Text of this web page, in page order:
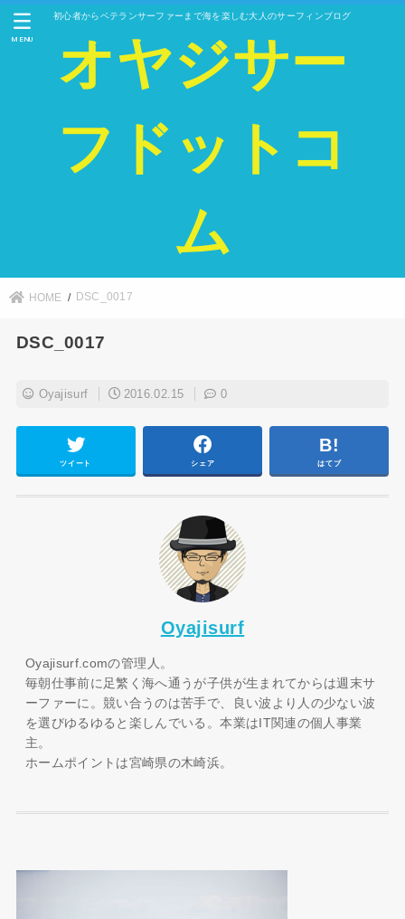
初心者からベテランサーファーまで海を楽しむ大人のサーフィンブログ
オヤジサー
フドットコ
ム
MENU
HOME DSC_0017
DSC_0017
Oyajisurf 2016.02.15 0
ツイート シェア はてブ
Oyajisurf
Oyajisurf.comの管理人。
毎朝仕事前に足繁く海へ通うが子供が生まれてからは週末サ
ーファーに。競い合うのは苦手で、良い波より人の少ない波
を選びゆるゆると楽しんでいる。本業はIT関連の個人事業
主。
ホームポイントは宮崎県の木崎浜。